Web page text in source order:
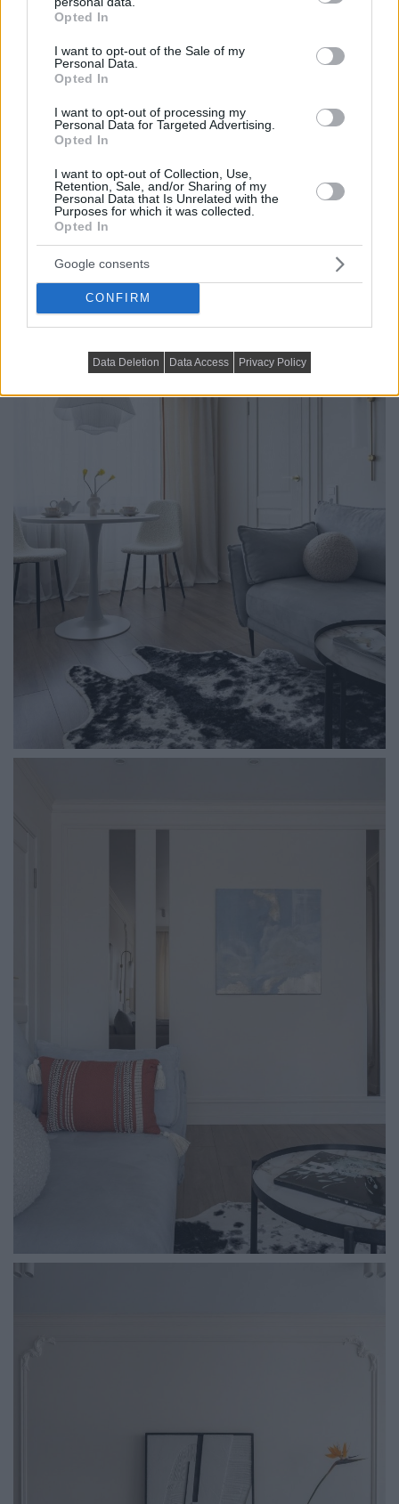
grant or deny consent to Google and its third-party tags to
use your data for below specified purposes in below Google
consent section.
Opted In
I want to opt-out of the Sale of my
Personal Data.
Opted In
I want to opt-out of processing my
Personal Data for Targeted Advertising.
Opted In
I want to opt-out of Collection, Use,
Retention, Sale, and/or Sharing of my
Personal Data that Is Unrelated with the
Purposes for which it was collected.
Opted In
Google consents
CONFIRM
Data Deletion Data Access Privacy Policy
ruhával, a komolyabb felületi sérülések pedig könnyen
A főbb helyiségek világos, meleg tónusokat kaptak, így
díszlécekkel dekorálták, amelyeket a TV falon díszes
sarokelemekkel, máshol bronzszínű tükörbetétekkel
Ez is érdekelhet: Eredeti, a lakó személyiségét tükröző
berendezés, érdekes, hangulatos tér 45m2-en